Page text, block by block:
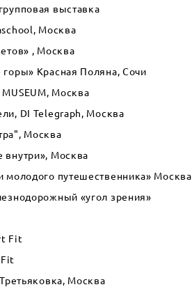
выставка
Москва
, Москва
горы» Красная Поляна, Сочи
Москва
DI Telegraph, Москва
Москва
внутри», Москва
молодого путешественника» Москва
«угол зрения»
Fit
Fit
Москва